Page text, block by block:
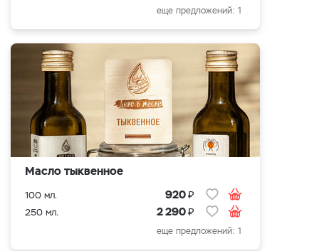
еще предложений: 1
Масло тыквенное
100 мл. 920₽
250 мл. 2 290₽
еще предложений: 1